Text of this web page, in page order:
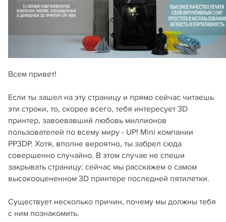
Всем привет!
Если ты зашел на эту страницу и прямо сейчас читаешь
эти строки, то, скорее всего, тебя интересует 3D
принтер, завоевавший любовь миллионов
пользователей по всему миру - UP! Mini компании
PP3DP. Хотя, вполне вероятно, ты забрел сюда
совершенно случайно. В этом случае не спеши
закрывать страницу: сейчас мы расскажем о самом
высокооцененном 3D принтере последней пятилетки.
Существует несколько причин, почему мы должны тебя
с ним познакомить.